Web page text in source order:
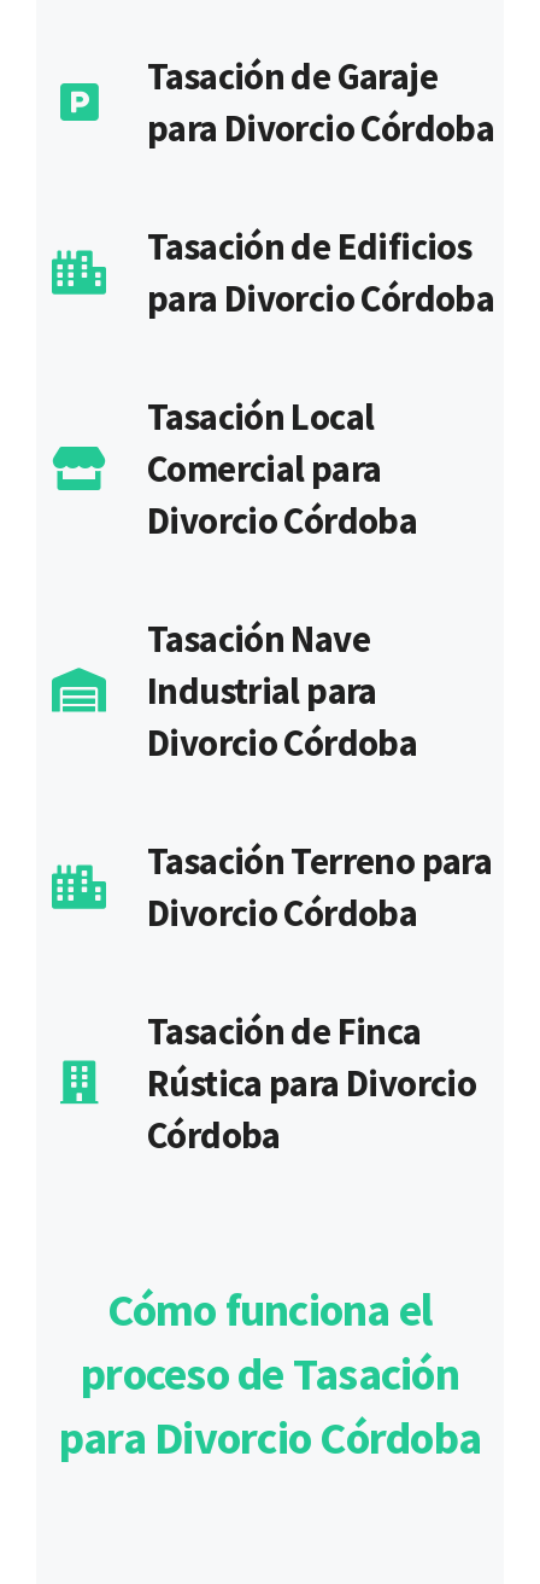
Tasación de Garaje
para Divorcio Córdoba
Tasación de Edificios
para Divorcio Córdoba
Tasación Local
Comercial para
Divorcio Córdoba
Tasación Nave
Industrial para
Divorcio Córdoba
Tasación Terreno para
Divorcio Córdoba
Tasación de Finca
Rústica para Divorcio
Córdoba
Cómo funciona el
proceso de Tasación
para Divorcio Córdoba